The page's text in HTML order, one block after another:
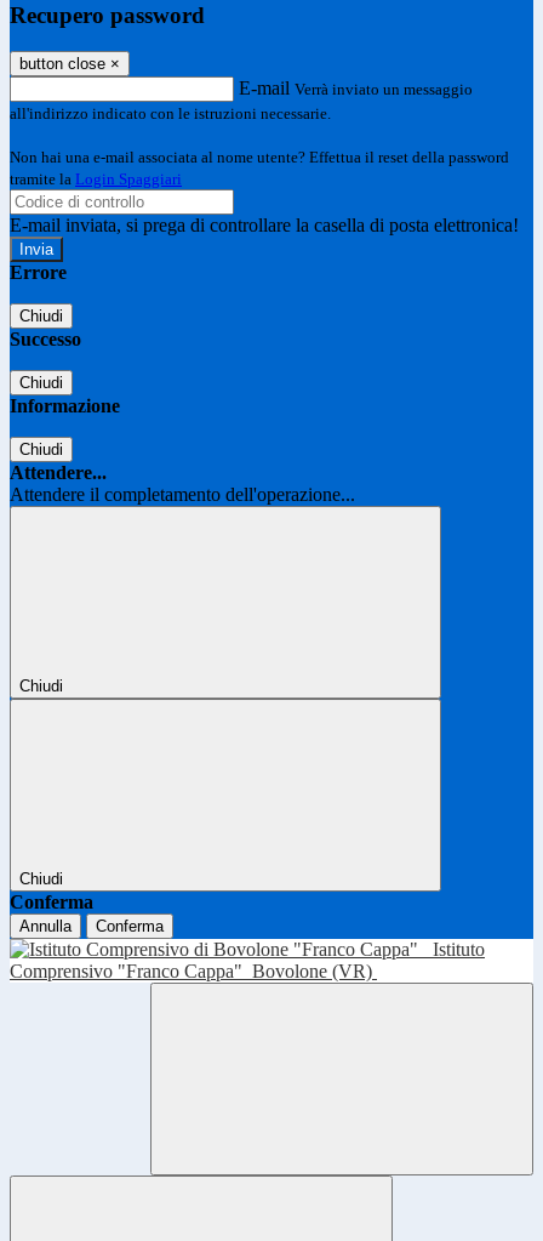
Recupero password
button close ×
E-mail Verrà inviato un messaggio
all'indirizzo indicato con le istruzioni necessarie.
Non hai una e-mail associata al nome utente? Effettua il reset della password
tramite la Login Spaggiari
E-mail inviata, si prega di controllare la casella di posta elettronica!
Errore
Chiudi
Successo
Chiudi
Informazione
Chiudi
Attendere...
Attendere il completamento dell'operazione...
Chiudi
Chiudi
Conferma
Annulla Conferma
Istituto
Comprensivo "Franco Cappa" Bovolone (VR)